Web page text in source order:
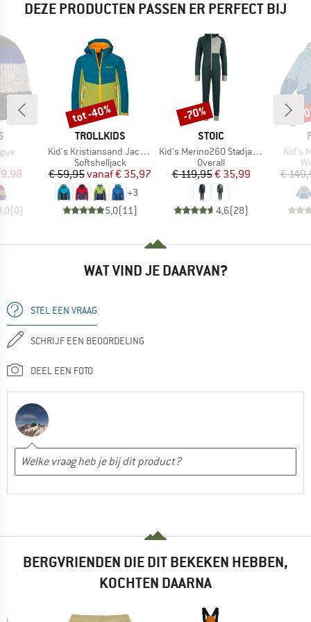
DEZE PRODUCTEN PASSEN ER PERFECT BIJ
prijs
(0)
MERK
TROLLKIDS
Artikel
Kid's Kristiansand Jacket
Productgroep
Softshelljack
Prijs
€ 59,95 Verlaagde prijs
vanaf€ 35,97
+3
5,0(11 )
Korting
tot -40%
MERK
STOIC
Artikel
Kid's Merino260 StadjanSt. One Suit
Productgroep
Overall
Prijs
€ 119,95Verlaagde prijs
€ 35,99
4,6(28)
Korting
-70%
Artikel
Kid's
€
-
WAT VIND JE DAARVAN?
STEL EEN VRAAG
SCHRIJF EEN BEOORDELING
DEEL EEN FOTO
BERGVRIENDEN DIE DIT BEKEKEN HEBBEN,
KOCHTEN DAARNA